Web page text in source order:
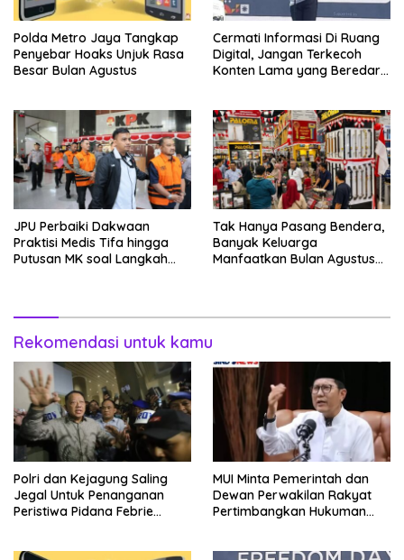
Polda Metro Jaya Tangkap
Penyebar Hoaks Unjuk Rasa
Besar Bulan Agustus
Cermati Informasi Di Ruang
Digital, Jangan Terkecoh
Konten Lama yang Beredar
JPU Perbaiki Dakwaan
Praktisi Medis Tifa hingga
Putusan MK soal Langkah
Tak Hanya Pasang Bendera,
Banyak Keluarga
Manfaatkan Bulan Agustus
Rekomendasi untuk kamu
Polri dan Kejagung Saling
Jegal Untuk Penanganan
Peristiwa Pidana Febrie
MUI Minta Pemerintah dan
Dewan Perwakilan Rakyat
Pertimbangkan Hukuman